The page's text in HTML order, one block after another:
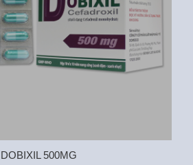
DOBIXIL 500MG